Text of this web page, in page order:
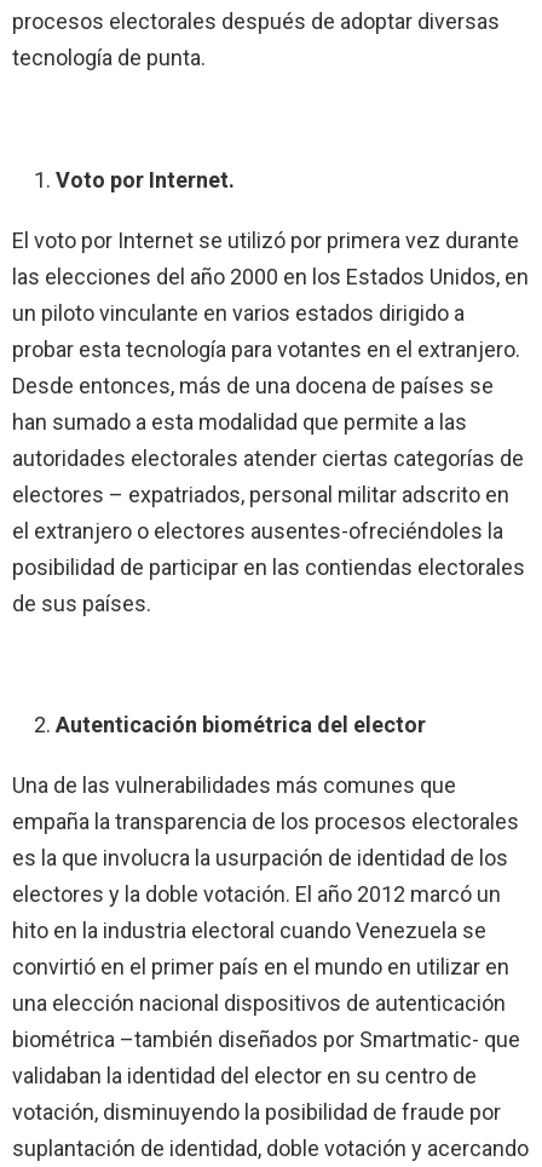
procesos electorales después de adoptar diversas
tecnología de punta.
Voto por Internet.
El voto por Internet se utilizó por primera vez durante
las elecciones del año 2000 en los Estados Unidos, en
un piloto vinculante en varios estados dirigido a
probar esta tecnología para votantes en el extranjero.
Desde entonces, más de una docena de países se
han sumado a esta modalidad que permite a las
autoridades electorales atender ciertas categorías de
electores – expatriados, personal militar adscrito en
el extranjero o electores ausentes-ofreciéndoles la
posibilidad de participar en las contiendas electorales
de sus países.
Autenticación biométrica del elector
Una de las vulnerabilidades más comunes que
empaña la transparencia de los procesos electorales
es la que involucra la usurpación de identidad de los
electores y la doble votación. El año 2012 marcó un
hito en la industria electoral cuando Venezuela se
convirtió en el primer país en el mundo en utilizar en
una elección nacional dispositivos de autenticación
biométrica –también diseñados por Smartmatic- que
validaban la identidad del elector en su centro de
votación, disminuyendo la posibilidad de fraude por
suplantación de identidad, doble votación y acercando